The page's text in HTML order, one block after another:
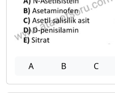
A B C